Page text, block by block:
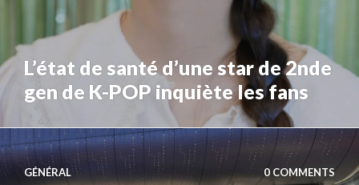
L’état de santé d’une star de 2nde
gen de K-POP inquiète les fans
GÉNÉRAL 0 COMMENTS